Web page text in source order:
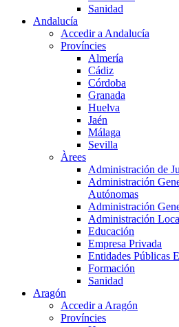
Sanidad
Andalucía
Accedir a Andalucía
Províncies
Almería
Cádiz
Córdoba
Granada
Huelva
Jaén
Málaga
Sevilla
Àrees
Administración de
Administración
Autónomas
Administración
Administración
Educación
Empresa Privada
Entidades Públicas
Formación
Sanidad
Aragón
Accedir a Aragón
Províncies